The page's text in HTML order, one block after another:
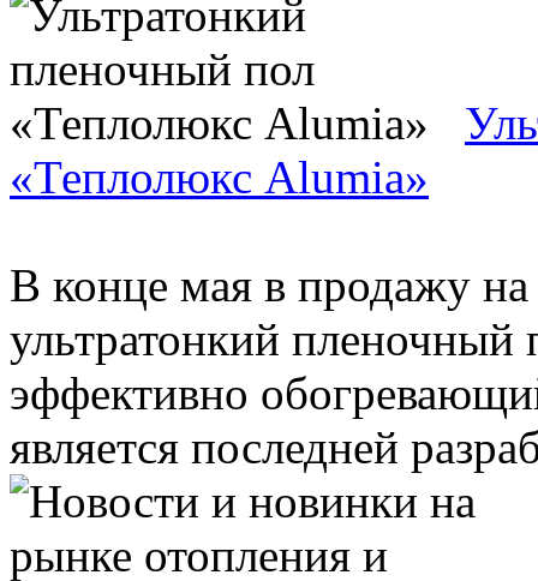
«Теплолюкс Alumia»
В конце мая в продажу
ультратонкий
эффективно
является последней